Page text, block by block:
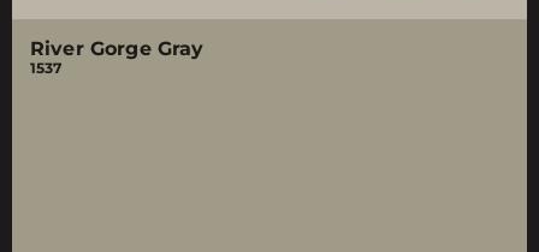
River Gorge Gray
1537